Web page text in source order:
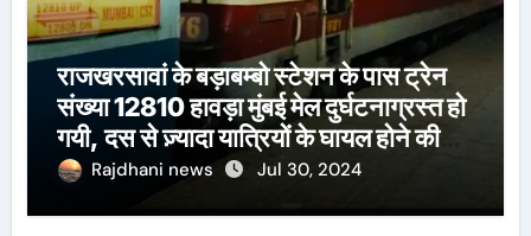
राजखरसावां के बड़ाबम्बो स्टेशन के पास ट्रेन
संख्या 12810 हावड़ा मुंबई मेल दुर्घटनाग्रस्त हो
गयी, दस से ज़्यादा यात्रियों के घायल होने की
खबर।सरायकेला के वरीय पदाधिकारी
Rajdhani news Jul 30, 2024